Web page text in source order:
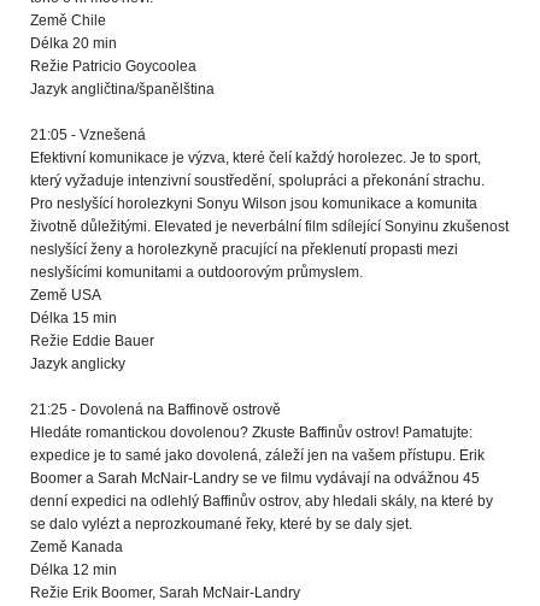
Země Chile
Délka 20 min
Režie Patricio Goycoolea
Jazyk angličtina/španělština
21:05 - Vznešená
Efektivní komunikace je výzva, které čelí každý horolezec. Je to sport,
který vyžaduje intenzivní soustředění, spolupráci a překonání strachu.
Pro neslyšící horolezkyni Sonyu Wilson jsou komunikace a komunita
životně důležitými. Elevated je neverbální film sdílející Sonyinu zkušenost
neslyšící ženy a horolezkyně pracující na překlenutí propasti mezi
neslyšícími komunitami a outdoorovým průmyslem.
Země USA
Délka 15 min
Režie Eddie Bauer
Jazyk anglicky
21:25 - Dovolená na Baffinově ostrově
Hledáte romantickou dovolenou? Zkuste Baffinův ostrov! Pamatujte:
expedice je to samé jako dovolená, záleží jen na vašem přístupu. Erik
Boomer a Sarah McNair-Landry se ve filmu vydávají na odvážnou 45
denní expedici na odlehlý Baffinův ostrov, aby hledali skály, na které by
se dalo vylézt a neprozkoumané řeky, které by se daly sjet.
Země Kanada
Délka 12 min
Režie Erik Boomer, Sarah McNair-Landry